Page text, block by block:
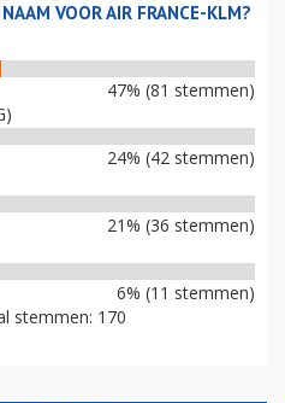
VOOR AIR FRANCE-KLM?
47% (81 stemmen)
24% (42 stemmen)
21% (36 stemmen)
6% (11 stemmen)
stemmen: 170